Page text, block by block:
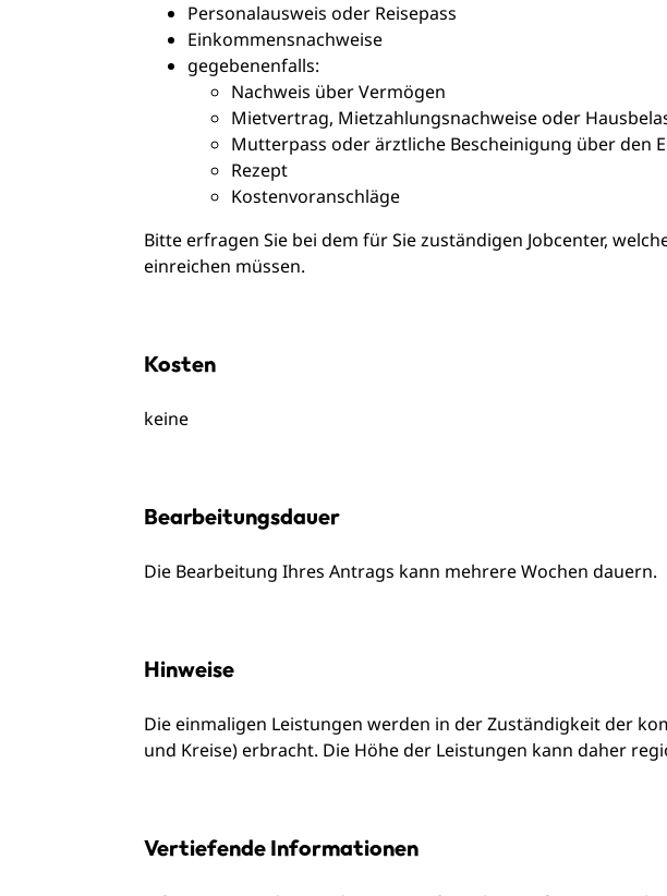
Personalausweis oder Reisepass
Einkommensnachweise
gegebenenfalls:
Nachweis über Vermögen
Mietvertrag, Mietzahlungsnachweise oder
Mutterpass oder ärztliche Bescheinigung über den
Rezept
Kostenvoranschläge
Bitte erfragen Sie bei dem für Sie zuständigen Jobcenter,
einreichen müssen.
Kosten
keine
Bearbeitungsdauer
Die Bearbeitung Ihres Antrags kann mehrere Wochen dauern.
Hinweise
Die einmaligen Leistungen werden in der Zuständigkeit der
und Kreise) erbracht. Die Höhe der Leistungen kann daher
Vertiefende Informationen